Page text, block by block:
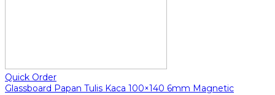
Quick Order
Glassboard Papan Tulis Kaca 100×140 6mm Magnetic